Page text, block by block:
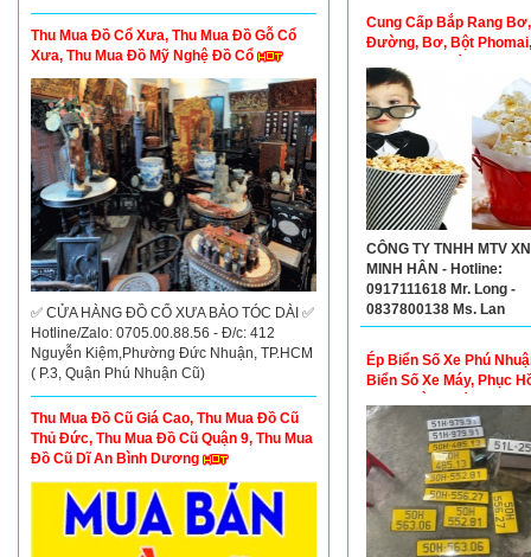
Thu Mua Đồ Cổ Xưa, Thu Mua Đồ Gỗ Cổ
Xưa, Thu Mua Đồ Mỹ Nghệ Đồ Cổ
✅ CỬA HÀNG ĐỒ CỔ XƯA BẢO TÓC DÀI ✅
Hotline/Zalo: 0705.00.88.56 - Đ/c: 412
Nguyễn Kiệm,Phường Đức Nhuận, TP.HCM
( P.3, Quận Phú Nhuận Cũ)
Thu Mua Đồ Cũ Giá Cao, Thu Mua Đồ Cũ
Thủ Đức, Thu Mua Đồ Cũ Quận 9, Thu Mua
Đồ Cũ Dĩ An Bình Dương
Cung Cấp Bắp Rang Bơ,
Đường, Bơ, Bột
CÔNG TY TNHH MTV
MINH HÂN - Hotline:
0917111618 Mr. Long -
0837800138 Ms. Lan
Ép Biển Số Xe Phú
Biển Số Xe Máy, Phục